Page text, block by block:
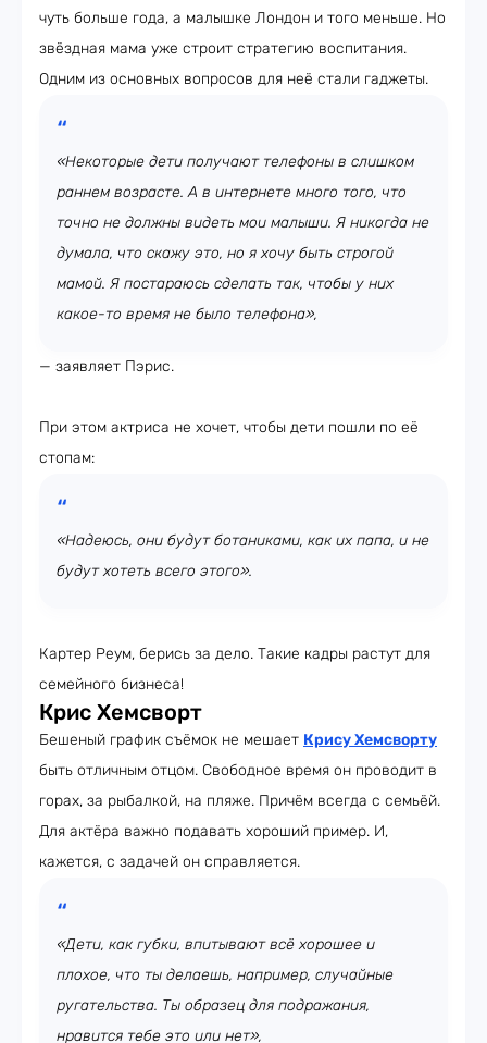
чуть больше года, а малышке Лондон и того меньше. Но
звёздная мама уже строит стратегию воспитания.
Одним из основных вопросов для неё стали гаджеты.
«Некоторые дети получают телефоны в слишком
раннем возрасте. А в интернете много того, что
точно не должны видеть мои малыши. Я никогда не
думала, что скажу это, но я хочу быть строгой
мамой. Я постараюсь сделать так, чтобы у них
какое-то время не было телефона»,
— заявляет Пэрис.
При этом актриса не хочет, чтобы дети пошли по её
стопам:
«Надеюсь, они будут ботаниками, как их папа, и не
будут хотеть всего этого».
Картер Реум, берись за дело. Такие кадры растут для
семейного бизнеса!
Крис Хемсворт
Бешеный график съёмок не мешает Крису Хемсворту
быть отличным отцом. Свободное время он проводит в
горах, за рыбалкой, на пляже. Причём всегда с семьёй.
Для актёра важно подавать хороший пример. И,
кажется, с задачей он справляется.
«Дети, как губки, впитывают всё хорошее и
плохое, что ты делаешь, например, случайные
ругательства. Ты образец для подражания,
нравится тебе это или нет»,